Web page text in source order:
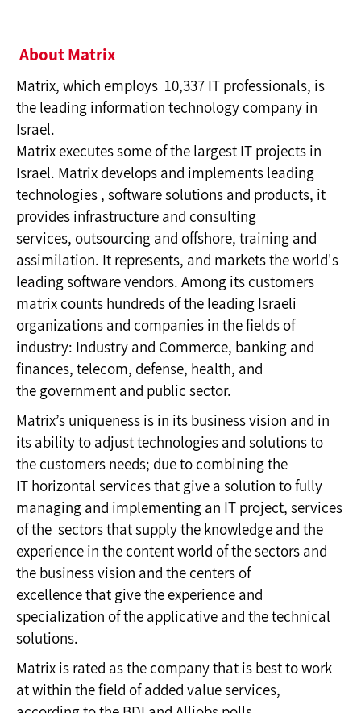
About Matrix
Matrix, which employs 10,337 IT professionals, is
the leading information technology company in
Israel.
Matrix executes some of the largest IT projects in
Israel. Matrix develops and implements leading
technologies , software solutions and products, it
provides infrastructure and consulting
services, outsourcing and offshore, training and
assimilation. It represents, and markets the world's
leading software vendors. Among its customers
matrix counts hundreds of the leading Israeli
organizations and companies in the fields of
industry: Industry and Commerce, banking and
finances, telecom, defense, health, and
the government and public sector.
Matrix’s uniqueness is in its business vision and in
its ability to adjust technologies and solutions to
the customers needs; due to combining the
IT horizontal services that give a solution to fully
managing and implementing an IT project, services
of the sectors that supply the knowledge and the
experience in the content world of the sectors and
the business vision and the centers of
excellence that give the experience and
specialization of the applicative and the technical
solutions.
Matrix is rated as the company that is best to work
at within the field of added value services,